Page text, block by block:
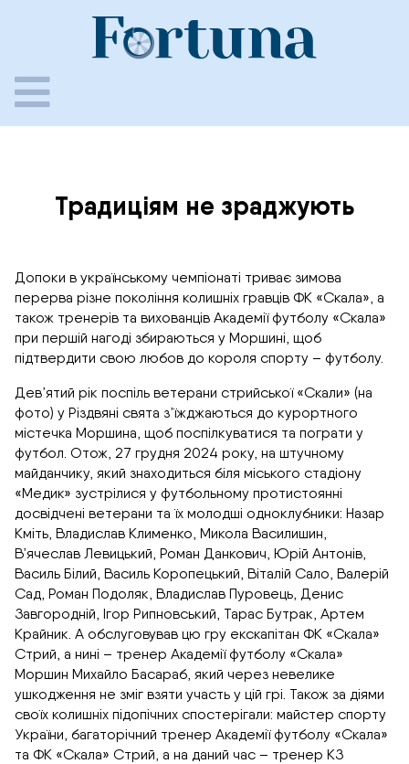
Традиціям не зраджують
Допоки в українському чемпіонаті триває зимова
перерва різне покоління колишніх гравців ФК «Скала», а
також тренерів та вихованців Академії футболу «Скала»
при першій нагоді збираються у Моршині, щоб
підтвердити свою любов до короля спорту – футболу.
Дев’ятий рік поспіль ветерани стрийської «Скали» (на
фото) у Різдвяні свята з’їжджаються до курортного
містечка Моршина, щоб поспілкуватися та пограти у
футбол. Отож, 27 грудня 2024 року, на штучному
майданчику, який знаходиться біля міського стадіону
«Медик» зустрілися у футбольному протистоянні
досвідчені ветерани та їх молодші одноклубники: Назар
Кміть, Владислав Клименко, Микола Василишин,
В’ячеслав Левицький, Роман Данкович, Юрій Антонів,
Василь Білий, Василь Коропецький, Віталій Сало, Валерій
Сад, Роман Подоляк, Владислав Пуровець, Денис
Завгородній, Ігор Рипновський, Тарас Бутрак, Артем
Крайник. А обслуговував цю гру екскапітан ФК «Скала»
Стрий, а нині – тренер Академії футболу «Скала»
Моршин Михайло Басараб, який через невелике
ушкодження не зміг взяти участь у цій грі. Також за діями
своїх колишніх підопічних спостерігали: майстер спорту
України, багаторічний тренер Академії футболу «Скала»
та ФК «Скала» Стрий, а на даний час – тренер КЗ